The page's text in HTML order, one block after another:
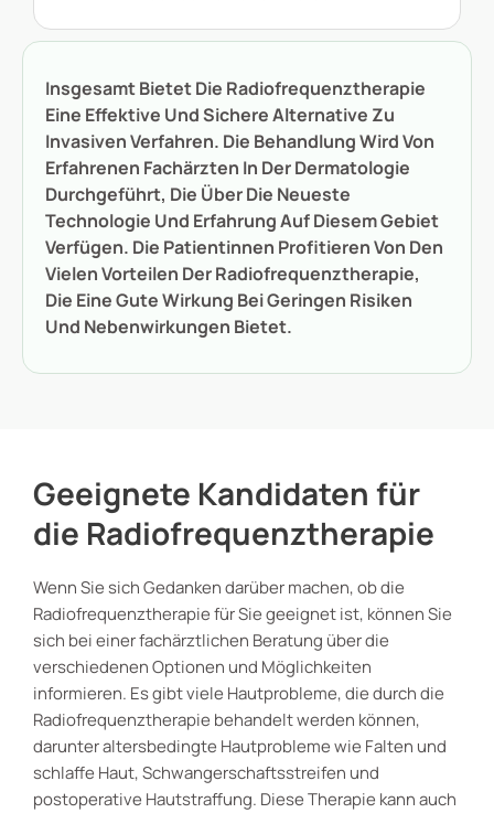
Insgesamt Bietet Die Radiofrequenztherapie
Eine Effektive Und Sichere Alternative Zu
Invasiven Verfahren. Die Behandlung Wird Von
Erfahrenen Fachärzten In Der Dermatologie
Durchgeführt, Die Über Die Neueste
Technologie Und Erfahrung Auf Diesem Gebiet
Verfügen. Die Patientinnen Profitieren Von Den
Vielen Vorteilen Der Radiofrequenztherapie,
Die Eine Gute Wirkung Bei Geringen Risiken
Und Nebenwirkungen Bietet.
Geeignete Kandidaten für
die Radiofrequenztherapie
Wenn Sie sich Gedanken darüber machen, ob die
Radiofrequenztherapie für Sie geeignet ist, können Sie
sich bei einer fachärztlichen Beratung über die
verschiedenen Optionen und Möglichkeiten
informieren. Es gibt viele Hautprobleme, die durch die
Radiofrequenztherapie behandelt werden können,
darunter altersbedingte Hautprobleme wie Falten und
schlaffe Haut, Schwangerschaftsstreifen und
postoperative Hautstraffung. Diese Therapie kann auch